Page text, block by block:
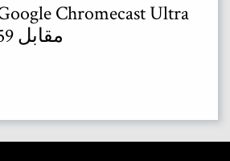
مقابل 59 دولارًا فقط